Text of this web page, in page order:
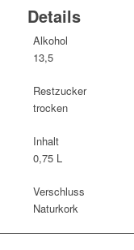
Details
Alkohol
13,5
Restzucker
trocken
Inhalt
0,75 L
Verschluss
Naturkork